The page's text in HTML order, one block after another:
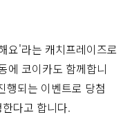
요'라는 캐치프레이즈로
에 코이카도 함께합니
행되는 이벤트로 당첨
다고 합니다.